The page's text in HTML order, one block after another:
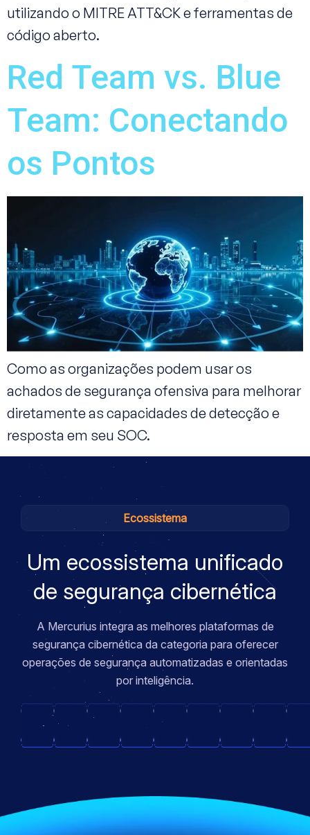
utilizando o MITRE ATT&CK e ferramentas de
código aberto.
Red Team vs. Blue
Team: Conectando
os Pontos
Como as organizações podem usar os
achados de segurança ofensiva para melhorar
diretamente as capacidades de detecção e
resposta em seu SOC.
Ecossistema
Um ecossistema unificado
de segurança cibernética
A Mercurius integra as melhores plataformas de
segurança cibernética da categoria para oferecer
operações de segurança automatizadas e orientadas
por inteligência.